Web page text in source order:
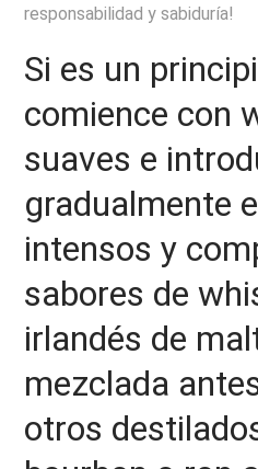
responsabilidad y sabiduría!
Si es un
comience con
suaves e
gradualmente
intensos y
sabores de
irlandés de
mezclada
otros